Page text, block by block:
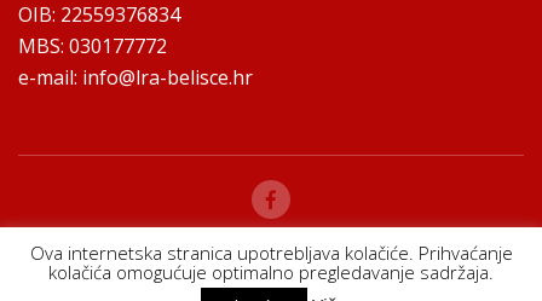
OIB: 22559376834
MBS: 030177772
e-mail: info@lra-belisce.hr
Copyright © 2025 |Pravila privatnosti i zaštite osobnih podataka
održavanje:
Ova internetska stranica upotrebljava kolačiće. Prihvaćanje
kolačića omogućuje optimalno pregledavanje sadržaja.